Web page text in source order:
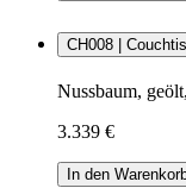
CH008 |
Nussbaum,
3.339 €
In den